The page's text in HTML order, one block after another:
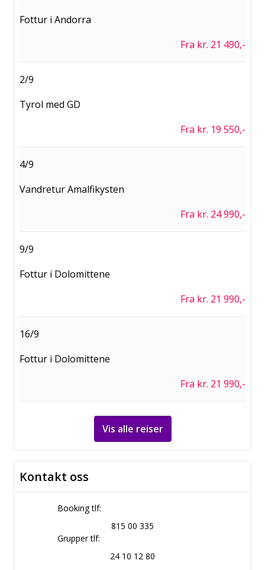
Fottur i Andorra
Fra kr. 21 490,-
2/9
Tyrol med GD
Fra kr. 19 550,-
4/9
Vandretur Amalfikysten
Fra kr. 24 990,-
9/9
Fottur i Dolomittene
Fra kr. 21 990,-
16/9
Fottur i Dolomittene
Fra kr. 21 990,-
Vis alle reiser
Kontakt oss
Booking tlf:
815 00 335
Grupper tlf:
24 10 12 80